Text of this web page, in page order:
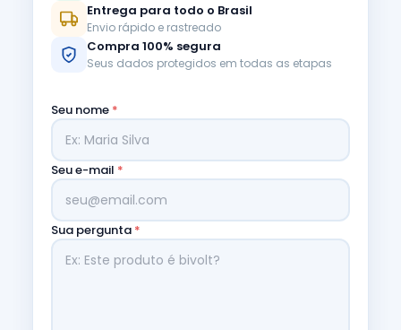
Entrega para todo o Brasil
Envio rápido e rastreado
Compra 100% segura
Seus dados protegidos em todas as etapas
Seu nome *
Seu e-mail *
Sua pergunta *